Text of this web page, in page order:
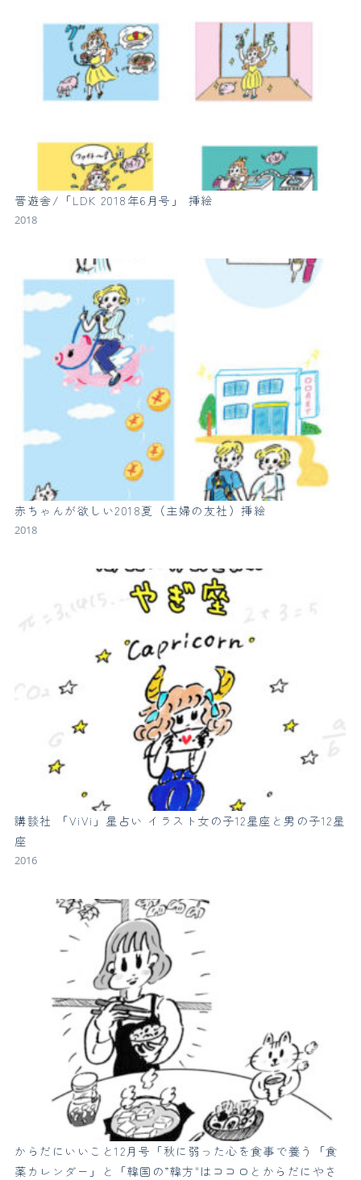
晋遊舎/「LDK 2018年6月号」 挿絵
2018
赤ちゃんが欲しい2018夏（主婦の友社）挿絵
2018
講談社 「ViVi」星占い イラスト女の子12星座と男の子12星
座
2016
からだにいいこと12月号「秋に弱った心を食事で養う「食
薬カレンダー」と「韓国の”韓方"はココロとからだにやさ